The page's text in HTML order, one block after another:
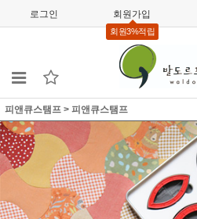
로그인 회원가입
회원3%적립
피앤큐스탬프 > 피앤큐스탬프